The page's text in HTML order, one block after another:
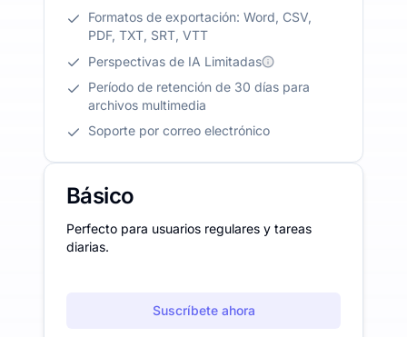
Formatos de exportación: Word, CSV,
PDF, TXT, SRT, VTT
Perspectivas de IA Limitadas
Período de retención de 30 días para
archivos multimedia
Soporte por correo electrónico
Básico
Perfecto para usuarios regulares y tareas
diarias.
Suscríbete ahora